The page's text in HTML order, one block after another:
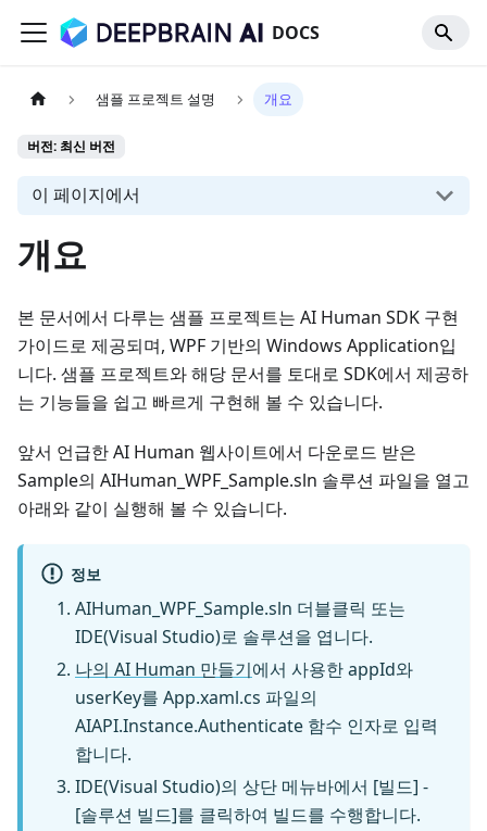
DOCS
샘플 프로젝트 설명 개요
버전: 최신 버전
이 페이지에서
개요
본 문서에서 다루는 샘플 프로젝트는 AI Human SDK 구현
가이드로 제공되며, WPF 기반의 Windows Application입
니다. 샘플 프로젝트와 해당 문서를 토대로 SDK에서 제공하
는 기능들을 쉽고 빠르게 구현해 볼 수 있습니다.
앞서 언급한 AI Human 웹사이트에서 다운로드 받은
Sample의 AIHuman_WPF_Sample.sln 솔루션 파일을 열고
아래와 같이 실행해 볼 수 있습니다.
정보
AIHuman_WPF_Sample.sln 더블클릭 또는
IDE(Visual Studio)로 솔루션을 엽니다.
나의 AI Human 만들기에서 사용한 appId와
userKey를 App.xaml.cs 파일의
AIAPI.Instance.Authenticate 함수 인자로 입력
합니다.
IDE(Visual Studio)의 상단 메뉴바에서 [빌드] -
[솔루션 빌드]를 클릭하여 빌드를 수행합니다.